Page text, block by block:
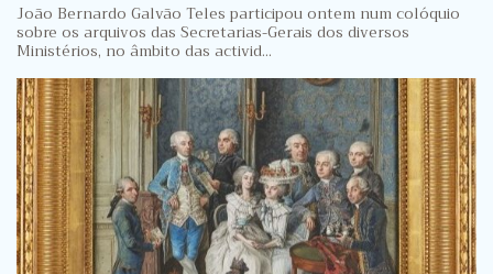
João Bernardo Galvão Teles participou ontem num colóquio
sobre os arquivos das Secretarias-Gerais dos diversos
Ministérios, no âmbito das activid...